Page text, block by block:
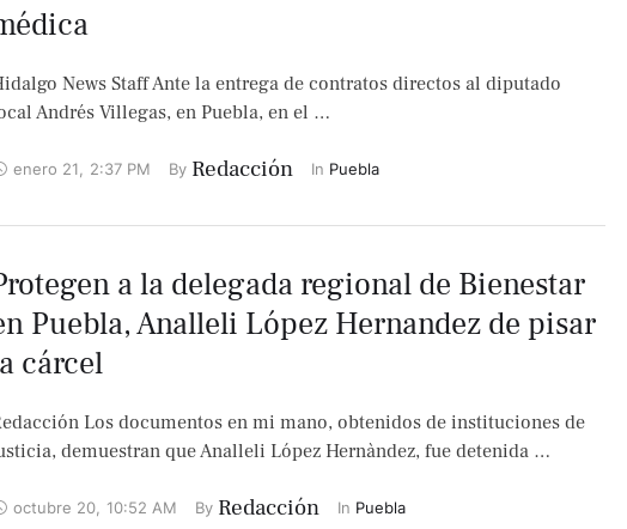
News Staff Ante la entrega de contratos directos al diputado
Andrés Villegas, en Puebla, en el …
enero 21 2:37 PM By Redacción In Puebla
a la delegada regional de Bienestar
Puebla, Analleli López Hernandez de pisar
cárcel
Los documentos en mi mano, obtenidos de instituciones de
demuestran que Analleli López Hernàndez, fue detenida …
octubre 20, 10:52 AM By Redacción In Puebla